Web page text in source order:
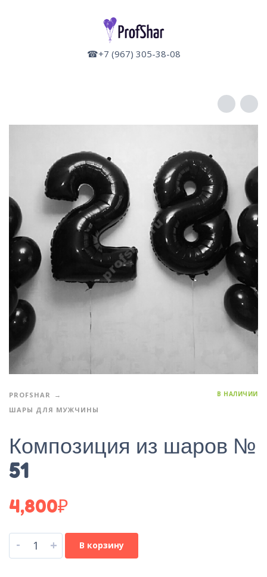
☎+7 (967) 305-38-08
PROFSHAR
ШАРЫ ДЛЯ МУЖЧИНЫ
В НАЛИЧИИ
Композиция из шаров №
51
4,800₽
- + В корзину